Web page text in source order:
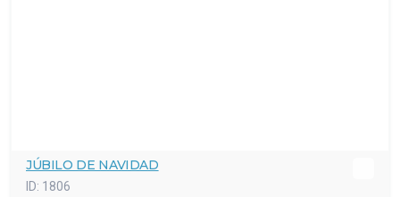
JÚBILO DE NAVIDAD
ID: 1806